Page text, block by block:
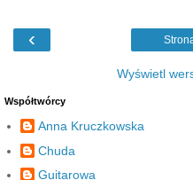
‹
Wyświetl
Współtwórcy
Anna Kruczkowska
Chuda
Guitarowa